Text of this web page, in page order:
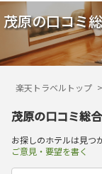
茂原の口コミ
楽天トラベルトップ >
茂原の口コミ総
お探しのホテルは見つ
ご意見・要望を書く